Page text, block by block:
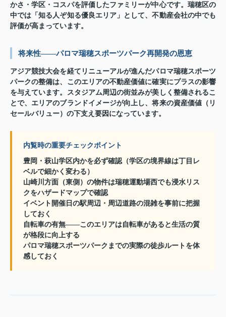
かさ・学区・コスパを評価したファミリーが中心です。瑞穂区の
中では「知る人ぞ知る優良エリア」として、不動産会社の中でも
評価が高まっています。
将来性——パロマ瑞穂スポーツパーク再開発の恩恵
アジア競技大会を経てリニューアルが進んだパロマ瑞穂スポーツ
パークの整備は、このエリアの不動産価値に確実にプラスの影響
を与えています。スタジアム周辺の街並みが美しく整備されるこ
とで、エリアのブランドイメージが向上し、将来の資産価値（リ
セールバリュー）の下支え要因になっています。
内覧時の重要チェックポイント
豊岡・萩山学区内かを必ず確認（学区の境界線は丁目レ
ベルで細かく変わる）
山崎川方面（東側）の物件は瑞穂運動場西でも浸水リス
クをハザードマップで確認
イベント開催日の駅周辺・周辺道路の混雑を事前に把握
しておく
自転車の有無——このエリアは自転車があると生活の質
が格段に向上する
パロマ瑞穂スポーツパークまでの実際の徒歩ルートを体
感しておく